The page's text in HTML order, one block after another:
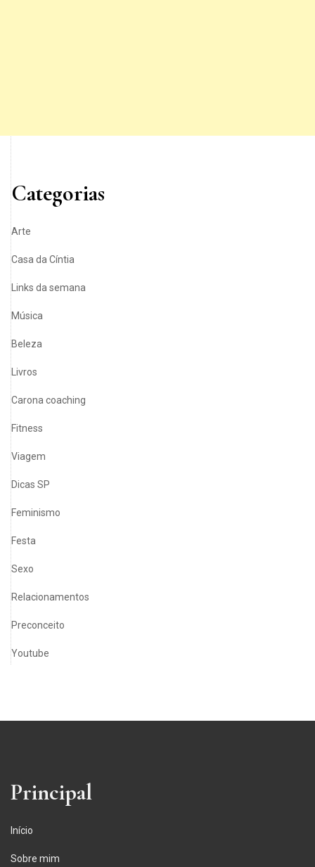
Categorias
Arte
Casa da Cíntia
Links da semana
Música
Beleza
Livros
Carona coaching
Fitness
Viagem
Dicas SP
Feminismo
Festa
Sexo
Relacionamentos
Preconceito
Youtube
Principal
Início
Sobre mim